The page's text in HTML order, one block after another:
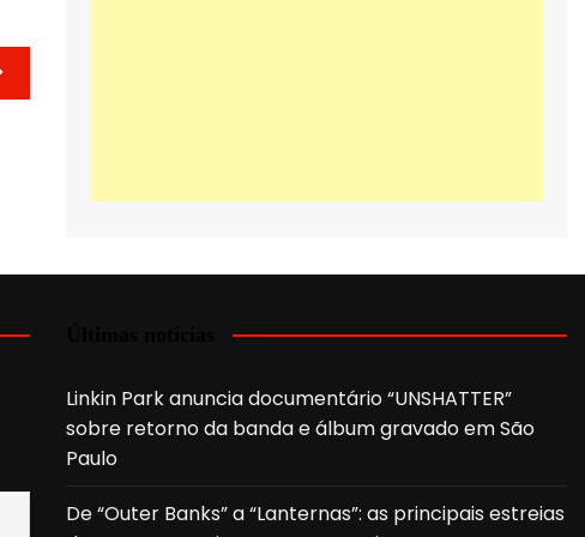
Linkin Park anuncia documentário “UNSHATTER”
sobre retorno da banda e álbum gravado em São
Paulo
De “Outer Banks” a “Lanternas”: as principais estreias